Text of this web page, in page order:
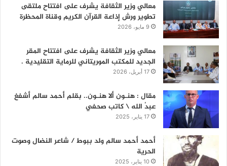
معالي وزير الثقافة يشرف على افتتاح ملتقى
تطوير ورش إذاعة القرآن الكريم وقناة المحظرة
9 مايو، 2026
معالي وزير الثقافة يشرف على افتتاح المقر
الجديد للمكتب الموريتاني للرماية التقليدية .
17 أبريل، 2026
مقال : هنـون ألا هنـون.. بقلم أحمد سالم أشفغ
عبدُ الله \ كاتب صحفي
17 يناير، 2025
أحمد أحمد سالم ولد ببوط / شاعر النضال وصوت
الحرية
10 يناير، 2025